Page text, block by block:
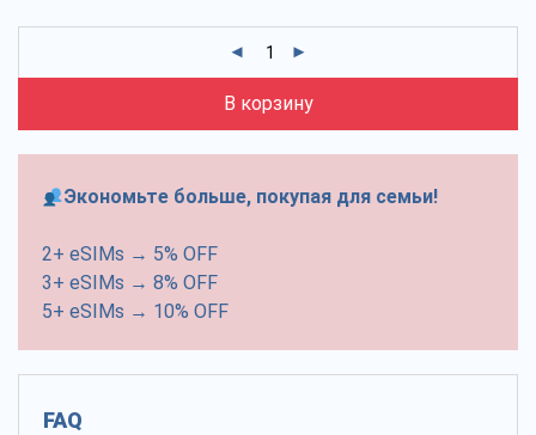
В корзину
Экономьте больше, покупая для семьи!
2+ eSIMs → 5% OFF
3+ eSIMs → 8% OFF
5+ eSIMs → 10% OFF
FAQ